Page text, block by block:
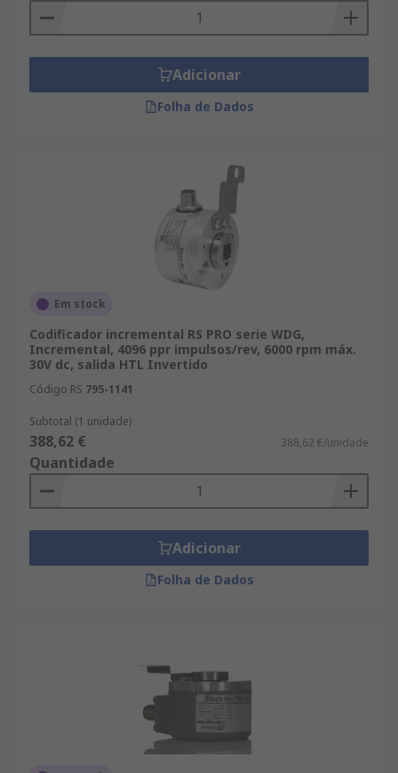
Adicionar
Folha de Dados
Em stock
Codificador incremental RS PRO serie WDG,
Incremental, 4096 ppr impulsos/rev, 6000 rpm máx.
30V dc, salida HTL Invertido
Código RS 795-1141
Subtotal (1 unidade)
388,62 € 388,62 €/unidade
Quantidade
Adicionar
Folha de Dados